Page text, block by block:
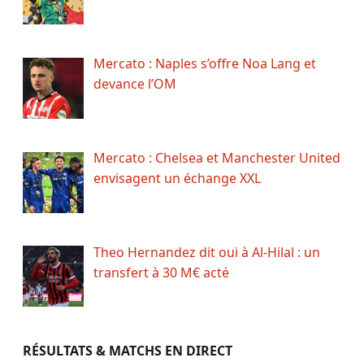
Mercato : Naples s’offre Noa Lang et
devance l’OM
Mercato : Chelsea et Manchester United
envisagent un échange XXL
Theo Hernandez dit oui à Al-Hilal : un
transfert à 30 M€ acté
RÉSULTATS & MATCHS EN DIRECT